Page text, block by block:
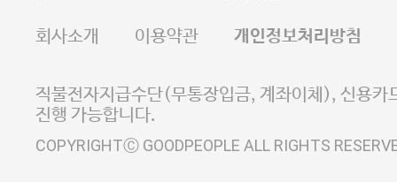
E-MAIL goodpeople@gpin.co.kr
사업자정보확인
이니시스 에스크로 서비
회사소개 이용약관 개인정보처리방침
직불전자지급수단(무통장입금, 계좌이체), 신용카
진행 가능합니다.
COPYRIGHTⒸ GOODPEOPLE ALL RIGHTS